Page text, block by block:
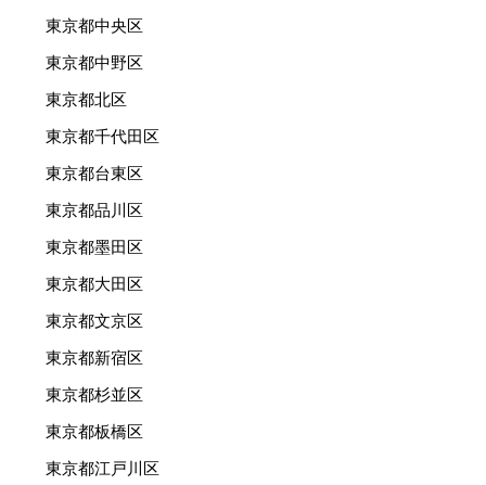
東京都中央区
東京都中野区
東京都北区
東京都千代田区
東京都台東区
東京都品川区
東京都墨田区
東京都大田区
東京都文京区
東京都新宿区
東京都杉並区
東京都板橋区
東京都江戸川区